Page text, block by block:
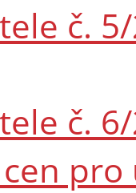
č.
č.